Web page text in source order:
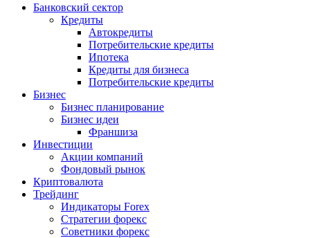
Банковский сектор
Кредиты
Автокредиты
Потребительские кредиты
Ипотека
Кредиты для бизнеса
Потребительские кредиты
Бизнес
Бизнес планирование
Бизнес идеи
Франшиза
Инвестиции
Акции компаний
Фондовый рынок
Криптовалюта
Трейдинг
Индикаторы Forex
Стратегии форекс
Советники форекс